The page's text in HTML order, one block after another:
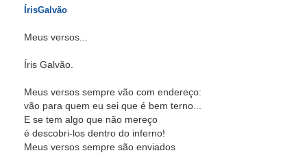
ÍrisGalvão
Meus versos...
Íris Galvão.
Meus versos sempre vão com endereço:
vão para quem eu sei que é bem terno...
E se tem algo que não mereço
é descobri-los dentro do inferno!
Meus versos sempre são enviados